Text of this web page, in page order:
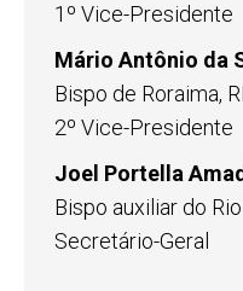
1º Vice-Presidente
Mário Antônio da
Bispo de Roraima,
2º Vice-Presidente
Joel Portella
Bispo auxiliar do
Secretário-Geral